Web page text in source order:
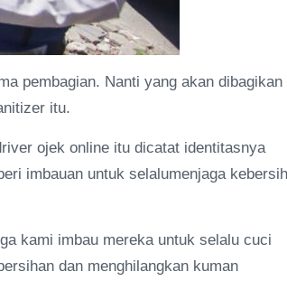
pembagian. Nanti yang akan dibagikan
itu.
ojek online itu dicatat identitasnya
imbauan untuk selalumenjaga
kami imbau mereka untuk selalu cuci
dan menghilangkan kuman